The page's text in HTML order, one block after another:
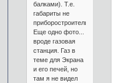
балками). Т.е.
габариты не
приборостроительные.
Еще одно фото...
вроде газовая
станция. Газ в
теме для Экрана
и его печей, но
там я не видел